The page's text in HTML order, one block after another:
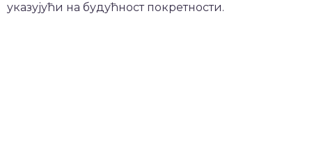
указујући на будућност покретности.